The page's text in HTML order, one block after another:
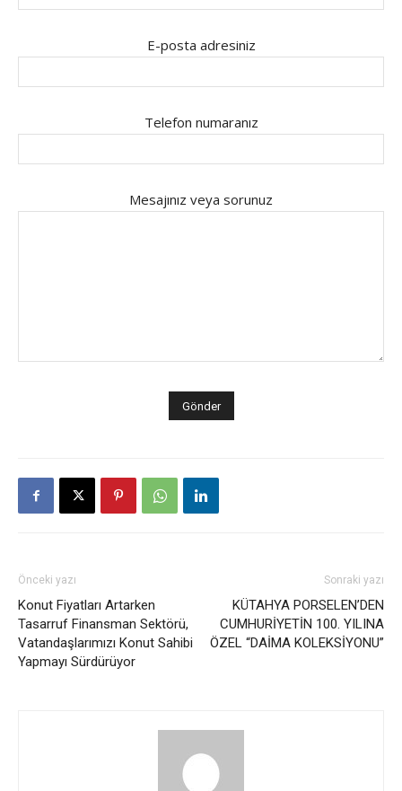
E-posta adresiniz
Telefon numaranız
Mesajınız veya sorunuz
Önceki yazı
Konut Fiyatları Artarken
Tasarruf Finansman Sektörü,
Vatandaşlarımızı Konut Sahibi
Yapmayı Sürdürüyor
Sonraki yazı
KÜTAHYA PORSELEN’DEN
CUMHURİYETİN 100. YILINA
ÖZEL “DAİMA KOLEKSİYONU”